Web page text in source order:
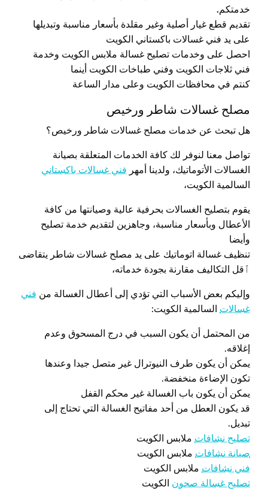
خدمتكم.
تقديم قطع غيار أصلية وغير مقلدة بأسعار مناسبة وتبديلها
على يد فني غسالات باكستاني الكويت
احصل على وخدمات تصليح غسالة ملابس الكويت وخدمة
فني ثلاجات الكويت وفني طباخات الكويت أينما
كنتم في محافظات الكويت وعلى مدار الساعة
مصلح غسالات شاطر ورخيص
هل تبحث عن خدمات مصلح غسالات شاطر ورخيص؟
تواصل معنا لنوفر لك كافة الخدمات المتعلقة بصيانة
الغسالات الأتوماتيك، ولدينا أمهر فني غسالات باكستاني
السالمية الكويت،
يقوم بتصليح الغسالات بحرفية عالية وصيانتها من كافة
الأعطال وبأسعار مناسبة، وجاهزين لتقديم خدمة تصليح
وأيضا
تنظيف غسالة اتوماتيك على يد مصلح غسالات شاطر يتقاضى
ٱقل التكاليف مقارنة بجودة خدماته،
وإليكم بعض الأسباب التي تؤدي إلى أعطال الغسالة من فني
غسالات السالمية الكويت:
من المحتمل أن يكون السبب في درج المسحوق وعدم
إغلاقه.
يمكن أن يكون طرف النيوترال غير متصل جيدا وعندها
تكون الإضاءة منخفضة.
يمكن أن يكون باب الغسالة غير محكم القفل
قد يكون العطل من أحد مفاتيح الغسالة التي تحتاج إلى
تبديل.
تصليح نشافات ملابس الكويت
صيانة نشافات ملابس الكويت
فني نشافات ملابس الكويت
تصليح غسالة صحون الكويت